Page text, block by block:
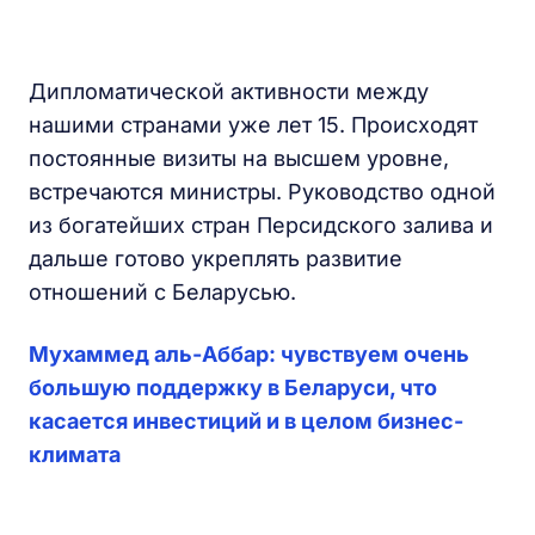
Дипломатической активности между
нашими странами уже лет 15. Происходят
постоянные визиты на высшем уровне,
встречаются министры. Руководство одной
из богатейших стран Персидского залива и
дальше готово укреплять развитие
отношений с Беларусью.
Мухаммед аль-Аббар: чувствуем очень
большую поддержку в Беларуси, что
касается инвестиций и в целом бизнес-
климата